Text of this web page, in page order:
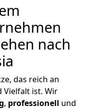
nach
das reich an
Vielfalt ist. Wir
, professionell und